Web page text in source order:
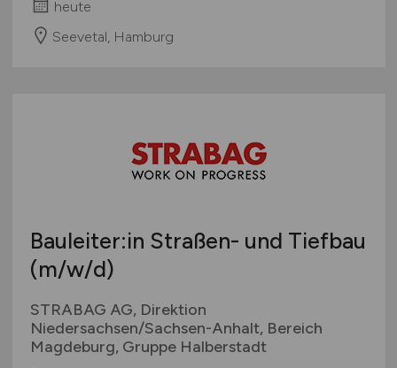
heute
Seevetal, Hamburg
Bauleiter:in Straßen- und Tiefbau
(m/w/d)
STRABAG AG, Direktion
Niedersachsen/Sachsen-Anhalt, Bereich
Magdeburg, Gruppe Halberstadt